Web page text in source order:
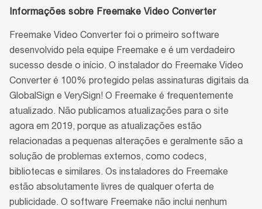
Informações sobre Freemake Video Converter
Freemake Video Converter foi o primeiro software
desenvolvido pela equipe Freemake e é um verdadeiro
sucesso desde o início. O instalador do Freemake Video
Converter é 100% protegido pelas assinaturas digitais da
GlobalSign e VerySign! O Freemake é frequentemente
atualizado. Não publicamos atualizações para o site
agora em 2019, porque as atualizações estão
relacionadas a pequenas alterações e geralmente são a
solução de problemas externos, como codecs,
bibliotecas e similares. Os instaladores do Freemake
estão absolutamente livres de qualquer oferta de
publicidade. O software Freemake não inclui nenhum